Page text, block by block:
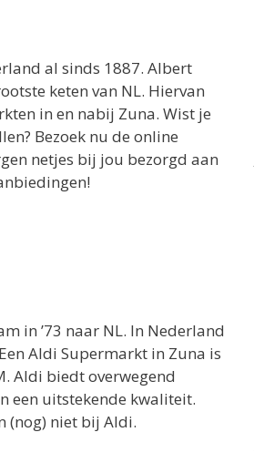
al sinds 1887. Albert
keten van NL. Hiervan
in en nabij Zuna. Wist je
Bezoek nu de online
netjes bij jou bezorgd aan
in ’73 naar NL. In Nederland
Aldi Supermarkt in Zuna is
Aldi biedt overwegend
een uitstekende kwaliteit.
(nog) niet bij Aldi.